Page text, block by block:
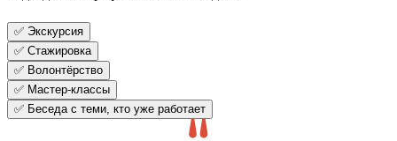
✅ Экскурсия
✅ Стажировка
✅ Волонтёрство
✅ Мастер-классы
✅ Беседа с теми, кто уже работает